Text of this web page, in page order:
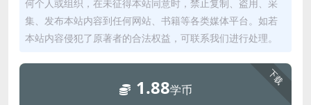
何个人或组织，在未征得本站同意时，禁止复制、盗用、采
集、发布本站内容到任何网站、书籍等各类媒体平台。如若
本站内容侵犯了原著者的合法权益，可联系我们进行处理。
下载
1.88学币